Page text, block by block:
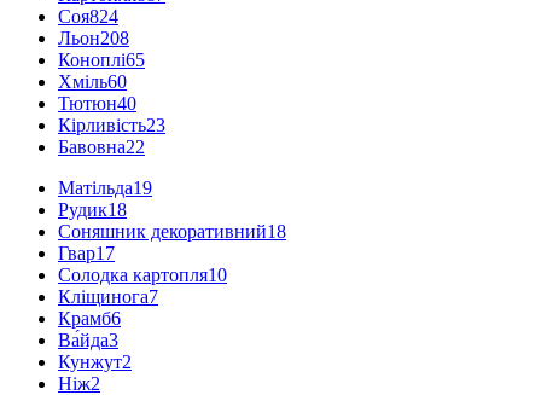
Соя824
Льон208
Коноплі65
Хміль60
Тютюн40
Кірливість23
Бавовна22
Матільда19
Рудик18
Соняшник декоративний18
Гвар17
Солодка картопля10
Кліщинога7
Крамб6
Ва́йда3
Кунжут2
Ніж2